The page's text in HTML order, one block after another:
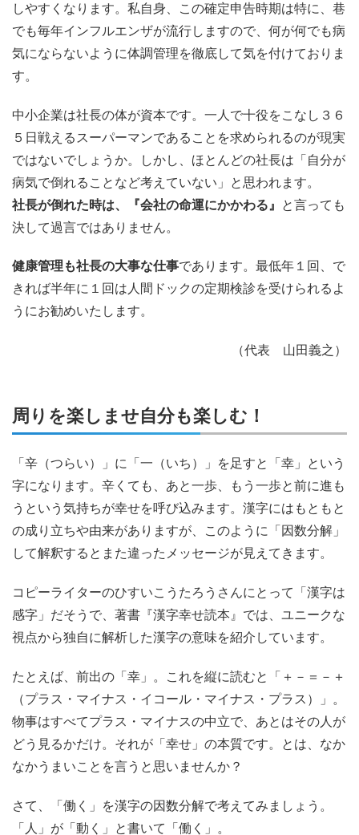
しやすくなります。私自身、この確定申告時期は特に、巷
でも毎年インフルエンザが流行しますので、何が何でも病
気にならないように体調管理を徹底して気を付けておりま
す。
中小企業は社長の体が資本です。一人で十役をこなし３６
５日戦えるスーパーマンであることを求められるのが現実
ではないでしょうか。しかし、ほとんどの社長は「自分が
病気で倒れることなど考えていない」と思われます。
社長が倒れた時は、『会社の命運にかかわる』
と言っても
決して過言ではありません。
健康管理も社長の大事な仕事であります。最低年１回、で
きれば半年に１回は人間ドックの定期検診を受けられるよ
うにお勧めいたします。
（代表 山田義之）
周りを楽しませ自分も楽しむ！
「辛（つらい）」に「一（いち）」を足すと「幸」という
字になります。辛くても、あと一歩、もう一歩と前に進も
うという気持ちが幸せを呼び込みます。漢字にはもともと
の成り立ちや由来がありますが、このように「因数分解」
して解釈するとまた違ったメッセージが見えてきます。
コピーライターのひすいこうたろうさんにとって「漢字は
感字」だそうで、著書『漢字幸せ読本』では、ユニークな
視点から独自に解析した漢字の意味を紹介しています。
たとえば、前出の「幸」。これを縦に読むと「＋－＝－＋
（プラス・マイナス・イコール・マイナス・プラス）」。
物事はすべてプラス・マイナスの中立で、あとはその人が
どう見るかだけ。それが「幸せ」の本質です。とは、なか
なかうまいことを言うと思いませんか？
さて、「働く」を漢字の因数分解で考えてみましょう。
「人」が「動く」と書いて「働く」。